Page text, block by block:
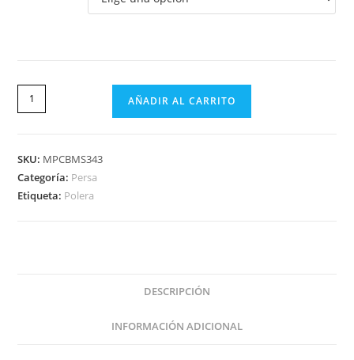
AÑADIR AL CARRITO
SKU: MPCBMS343
Categoría: Persa
Etiqueta: Polera
DESCRIPCIÓN
INFORMACIÓN ADICIONAL